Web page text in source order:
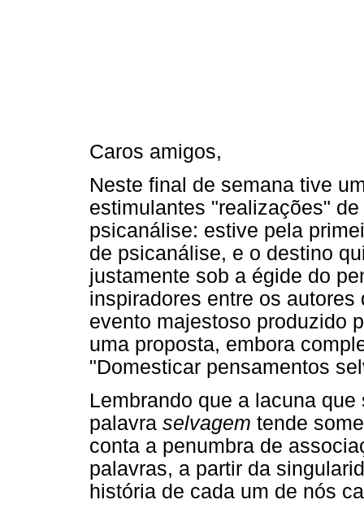
Caros amigos,
Neste final de semana tive
estimulantes "realizações"
psicanálise: estive pela
de psicanálise, e o destino
justamente sob a égide do
inspiradores entre os
evento majestoso produzido
uma proposta, embora
"Domesticar pensamentos
Lembrando que a lacuna
palavra selvagem tende
conta a penumbra de
palavras, a partir da
história de cada um de nós